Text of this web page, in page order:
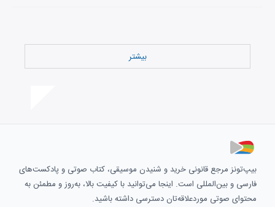
بیشتر
بیپ‌تونز مرجع قانونی خرید و شنیدن موسیقی، کتاب صوتی و پادکست‌های
فارسی و بین‌المللی است. اینجا می‌توانید با کیفیت بالا، به‌روز و مطمئن به
محتوای صوتی موردعلاقه‌تان دسترسی داشته باشید.